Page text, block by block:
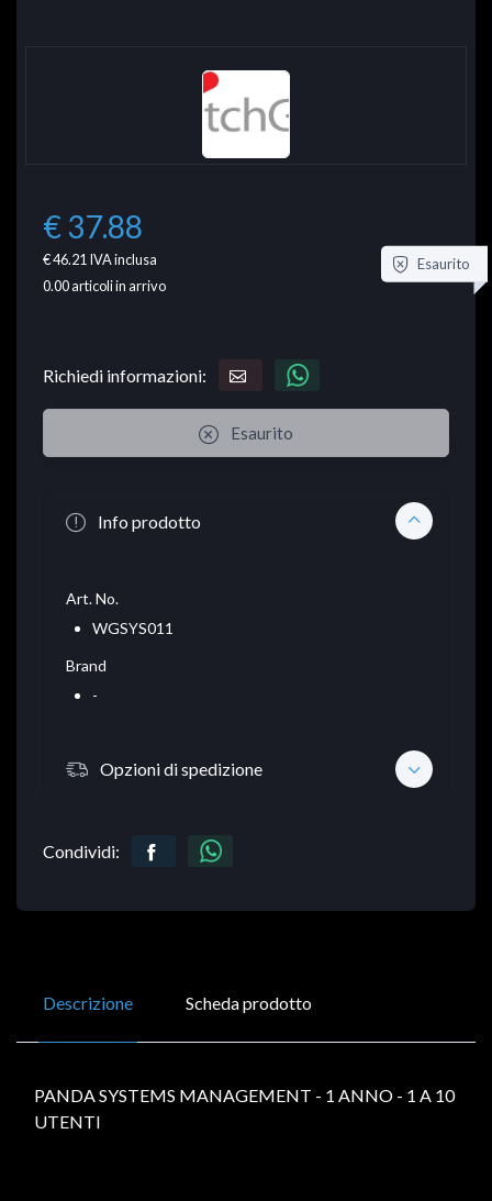
€ 37.88
€ 46.21IVA inclusa
0.00articoli in arrivo
Esaurito
Richiedi informazioni:
Esaurito
Info prodotto
Art. No.
WGSYS011
Brand
-
Opzioni di spedizione
Condividi:
Descrizione Scheda prodotto
PANDA SYSTEMS MANAGEMENT - 1 ANNO - 1 A 10
UTENTI